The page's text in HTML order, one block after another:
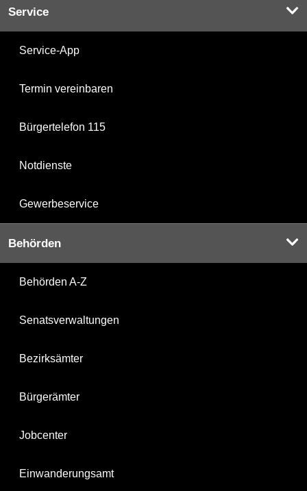
Service
Service-App
Termin vereinbaren
Bürgertelefon 115
Notdienste
Gewerbeservice
Behörden
Behörden A-Z
Senatsverwaltungen
Bezirksämter
Bürgerämter
Jobcenter
Einwanderungsamt